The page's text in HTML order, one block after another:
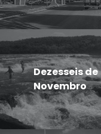
Dezesseis de
Novembro